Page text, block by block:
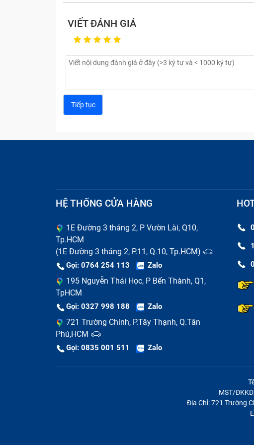
muốn sẽ mang tới cho quý khách hàng những
Quy trình sửa chữa, thay main điện thoại
Khách hàng sẽ được hỗ trợ tư vấn miễn phí qua
máy tới trung tâm để sửa chữa hay không.
Tư vấn miễn phí cho
Nhân viên xem xét tình trạng hư hỏng
Sau khi khách hàng mang máy tới trung tâm thì
kiểm tra, xem xét tình trạng hư hỏng mainboard của
Khách hàng đồng ý phương án sửa chữa
Nếu khách hàng đồng ý với phương án khắc phục
thủ tục nhận máy và tiến hành sửa chữa (để bảo
kiện trước khi nhân viên mang đi thay main điện
Nhân viên kỹ thuật tháo main ra khỏi máy, vệ
VIẾT ĐÁNH GIÁ
HỆ THỐNG CỬA HÀNG
1E Đường 3 tháng 2, P Vườn Lài, Q10,
Tp.HCM
(1E Đường 3 tháng 2, P.11, Q.10, Tp.HCM)
Gọi: 0764 254 113 Zalo
195 Nguyễn Thái Học, P Bến Thành, Q1,
TpHCM
Gọi: 0327 998 188 Zalo
721 Trường Chinh, P.Tây Thạnh, Q.Tân
Phú,HCM
Gọi: 0835 001 511 Zalo
MST/
Địa Chỉ: 721 Trường